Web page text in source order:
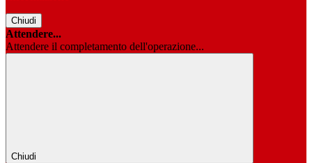
Chiudi
Attendere...
Attendere il completamento dell'operazione...
Chiudi